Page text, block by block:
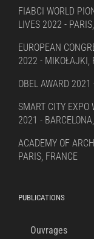
FIABCI WORLD
LIVES 2022 -
EUROPEAN
2022 - MIKOŁAJKI,
OBEL AWARD
SMART CITY EXPO
2021 -
ACADEMY OF
PARIS, FRANCE
PUBLICATIONS
Ouvrages